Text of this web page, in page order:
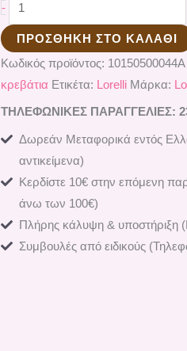
-
ΠΡΟΣΘΉΚΗ ΣΤΟ ΚΑΛΆΘΙ
Κωδικός προϊόντος: 10150500044A
κρεβάτια Ετικέτα: Lorelli Μάρκα:
ΤΗΛΕΦΩΝΙΚΕΣ ΠΑΡΑΓΓΕΛΙΕΣ:
Δωρεάν Μεταφορικά εντός
αντικείμενα)
Κερδίστε 10€ στην επόμενη
άνω των 100€)
Πλήρης κάλυψη & υποστήριξη
Συμβουλές από ειδικούς